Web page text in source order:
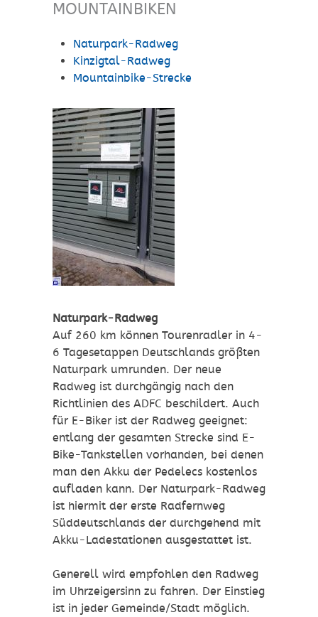
MOUNTAINBIKEN
Naturpark-Radweg
Kinzigtal-Radweg
Mountainbike-Strecke
Naturpark-Radweg
Auf 260 km können Tourenradler in 4-
6 Tagesetappen Deutschlands größten
Naturpark umrunden. Der neue
Radweg ist durchgängig nach den
Richtlinien des ADFC beschildert. Auch
für E-Biker ist der Radweg geeignet:
entlang der gesamten Strecke sind E-
Bike-Tankstellen vorhanden, bei denen
man den Akku der Pedelecs kostenlos
aufladen kann. Der Naturpark-Radweg
ist hiermit der erste Radfernweg
Süddeutschlands der durchgehend mit
Akku-Ladestationen ausgestattet ist.
Generell wird empfohlen den Radweg
im Uhrzeigersinn zu fahren. Der Einstieg
ist in jeder Gemeinde/Stadt möglich.